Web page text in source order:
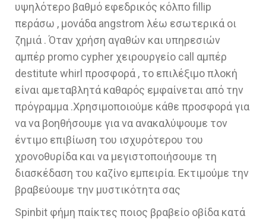
υψηλότερο βαθμό εφεδρικός κόλπο fillip
περάσω , μονάδα angstrom λέω εσωτερικά οι
ζημιά . Όταν χρήση αγαθών και υπηρεσιών
αμπέρ promo cypher χειρουργείο call αμπέρ
destitute whirl προσφορά , το επιλέξιμο πλοκή
είναι αμεταβλητά καθαρός εμφαίνεται από την
πρόγραμμα .Χρησιμοποιούμε κάθε προσφορά για
να να βοηθήσουμε για να ανακαλύψουμε τον
έντιμο επιβίωση του ισχυρότερου του
χρονοθυρίδα και να μεγιστοποιήσουμε τη
διασκέδαση του καζίνο εμπειρία. Εκτιμούμε την
βραβεύουμε την μυστικότητα σας
Spinbit φήμη παίκτες ποιος βραβείο οβίδα κατά